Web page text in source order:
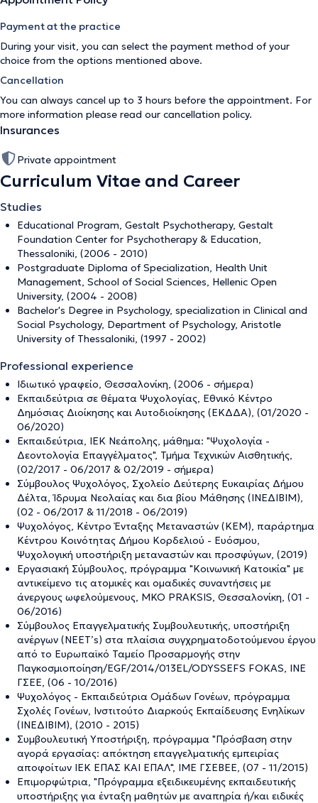
Payment at the practice
During your visit, you can select the payment method of your
choice from the options mentioned above.
Cancellation
You can always cancel up to 3 hours before the appointment. For
more information please read our cancellation policy.
Insurances
Private appointment
Curriculum Vitae and Career
Studies
Educational Program, Gestalt Psychotherapy, Gestalt
Foundation Center for Psychotherapy & Education,
Thessaloniki, (2006 - 2010)
Postgraduate Diploma of Specialization, Health Unit
Management, School of Social Sciences, Hellenic Open
University, (2004 - 2008)
Bachelor's Degree in Psychology, specialization in Clinical and
Social Psychology, Department of Psychology, Aristotle
University of Thessaloniki, (1997 - 2002)
Professional experience
Ιδιωτικό γραφείο, Θεσσαλονίκη, (2006 - σήμερα)
Εκπαιδεύτρια σε θέματα Ψυχολογίας, Εθνικό Κέντρο
Δημόσιας Διοίκησης και Αυτοδιοίκησης (ΕΚΔΔΑ), (01/2020 -
06/2020)
Εκπαιδεύτρια, ΙΕΚ Νεάπολης, μάθημα: "Ψυχολογία -
Δεοντολογία Επαγγέλματος", Τμήμα Τεχνικών Αισθητικής,
(02/2017 - 06/2017 & 02/2019 - σήμερα)
Σύμβουλος Ψυχολόγος, Σχολείο Δεύτερης Ευκαιρίας Δήμου
Δέλτα, Ίδρυμα Νεολαίας και δια βίου Μάθησης (ΙΝΕΔΙΒΙΜ),
(02 - 06/2017 & 11/2018 - 06/2019)
Ψυχολόγος, Κέντρο Ένταξης Μεταναστών (ΚΕΜ), παράρτημα
Κέντρου Κοινότητας Δήμου Κορδελιού - Ευόσμου,
Ψυχολογική υποστήριξη μεταναστών και προσφύγων, (2019)
Εργασιακή Σύμβουλος, πρόγραμμα "Κοινωνική Κατοικία" με
αντικείμενο τις ατομικές και ομαδικές συναντήσεις με
άνεργους ωφελούμενους, ΜΚΟ PRAKSIS, Θεσσαλονίκη, (01 -
06/2016)
Σύμβουλος Επαγγελματικής Συμβουλευτικής, υποστήριξη
ανέργων (NEET’s) στα πλαίσια συγχρηματοδοτούμενου έργου
από το Ευρωπαϊκό Ταμείο Προσαρμογής στην
Παγκοσμιοποίηση/EGF/2014/013EL/ODYSSEFS FOKAS, ΙΝΕ
ΓΣΕΕ, (06 - 10/2016)
Ψυχολόγος - Εκπαιδεύτρια Ομάδων Γονέων, πρόγραμμα
Σχολές Γονέων, Ινστιτούτο Διαρκούς Εκπαίδευσης Ενηλίκων
(ΙΝΕΔΙΒΙΜ), (2010 - 2015)
Συμβουλευτική Υποστήριξη, πρόγραμμα "Πρόσβαση στην
αγορά εργασίας: απόκτηση επαγγελματικής εμπειρίας
αποφοίτων ΙΕΚ ΕΠΑΣ ΚΑΙ ΕΠΑΛ", ΙΜΕ ΓΣΕΒΕΕ, (07 - 11/2015)
Επιμορφώτρια, "Πρόγραμμα εξειδικευμένης εκπαιδευτικής
υποστήριξης για ένταξη μαθητών με αναπηρία ή/και ειδικές